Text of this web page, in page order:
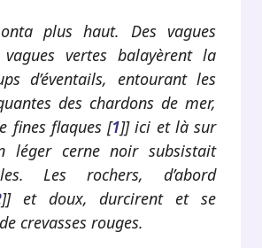
plus haut. Des vagues
vertes balayèrent la
d’éventails, entourant les
des chardons de mer,
fines flaques[1]] ici et là sur
léger cerne noir subsistait
Les rochers, d’abord
]] et doux, durcirent et se
crevasses rouges.